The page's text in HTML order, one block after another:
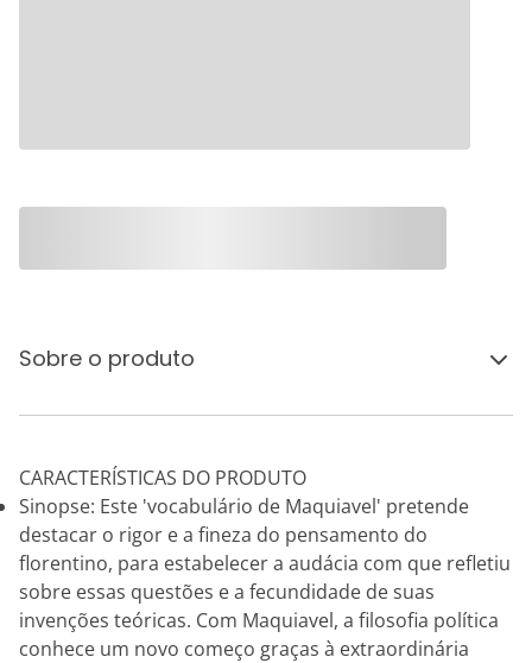
Sobre o produto
CARACTERÍSTICAS DO PRODUTO
Sinopse: Este 'vocabulário de Maquiavel' pretende
destacar o rigor e a fineza do pensamento do
florentino, para estabelecer a audácia com que refletiu
sobre essas questões e a fecundidade de suas
invenções teóricas. Com Maquiavel, a filosofia política
conhece um novo começo graças à extraordinária